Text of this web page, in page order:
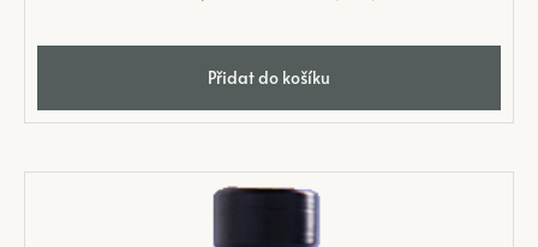
Přidat do košíku